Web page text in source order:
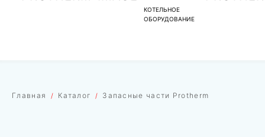
КОТЕЛЬНОЕ
ОБОРУДОВАНИЕ
Главная Каталог Запасные части Protherm